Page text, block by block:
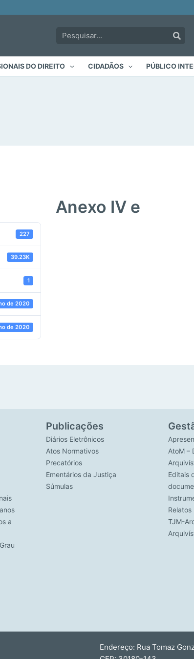
Pesquisar:
DO DIREITO CIDADÃOS PÚBLICO
227
39.23K
1
de 2020
de 2020
Anexo IV e
a
Publicações
Diários Eletrônicos
Atos Normativos
Precatórios
Ementários da Justiça
Súmulas
AtoM –
Editais
TJM-
Endereço: Rua Tomaz